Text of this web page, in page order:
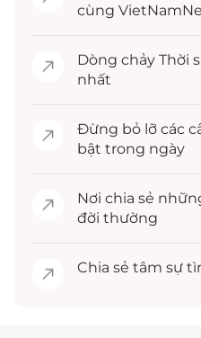
cùng
Dòng chảy Thời
nhất
Đừng bỏ lỡ các
bật trong ngày
Nơi chia sẻ
đời thường
Chia sẻ tâm sự